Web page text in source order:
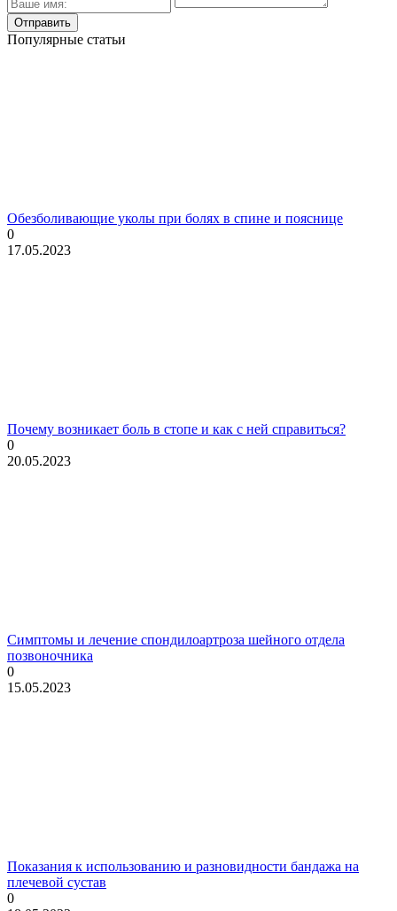
Популярные статьи
Обезболивающие уколы при болях в спине и пояснице
0
17.05.2023
Почему возникает боль в стопе и как с ней справиться?
0
20.05.2023
Симптомы и лечение спондилоартроза шейного отдела
позвоночника
0
15.05.2023
Показания к использованию и разновидности бандажа на
плечевой сустав
0